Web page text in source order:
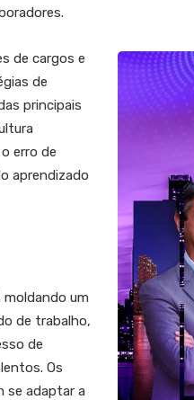
de cargos e
de
principais
erro de
aprendizado
um
de trabalho,
de
Os
se adaptar a